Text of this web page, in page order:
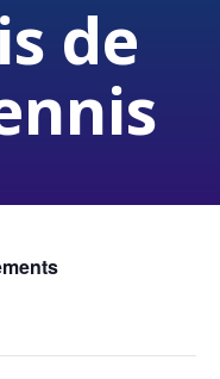
de